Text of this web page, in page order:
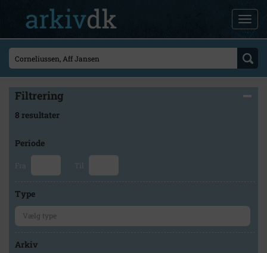
Filtrering
8 resultater
Periode
Fra Til
Type
Arkiv